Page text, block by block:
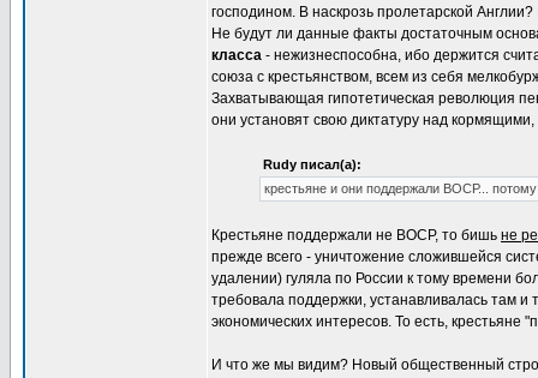
господином. В наскрозь пролетарской
Не будут ли данные факты достаточным
класса - нежизнеспособна, ибо держится
союза с крестьянством, всем из себя
Захватывающая гипотетическая революция
они установят свою диктатуру над
Rudy писал(а):
крестьяне и они поддержали ВОСР...
Крестьяне поддержали не ВОСР, то бишь не
прежде всего - уничтожение сложившейся
удалении) гуляла по России к тому времени
требовала поддержки, устанавливалась там и
экономических интересов. То есть,
И что же мы видим? Новый общественный